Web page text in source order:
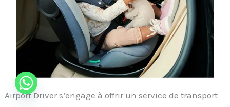
Airport Driver s’engage à offrir un service de transport